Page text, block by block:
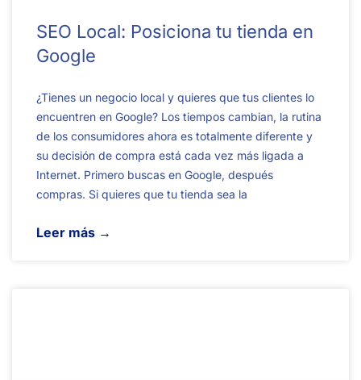
SEO Local: Posiciona tu tienda en
Google
¿Tienes un negocio local y quieres que tus clientes lo
encuentren en Google? Los tiempos cambian, la rutina
de los consumidores ahora es totalmente diferente y
su decisión de compra está cada vez más ligada a
Internet. Primero buscas en Google, después
compras. Si quieres que tu tienda sea la
Leer más →